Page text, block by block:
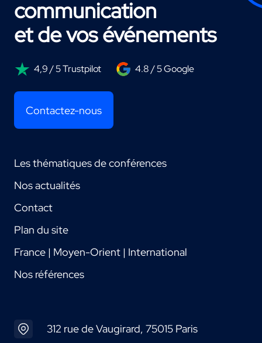
communication
et de vos événements
4,9 / 5 Trustpilot 4.8 / 5 Google
Contactez-nous
Les thématiques de conférences
Nos actualités
Contact
Plan du site
France | Moyen-Orient | International
Nos références
312 rue de Vaugirard, 75015 Paris